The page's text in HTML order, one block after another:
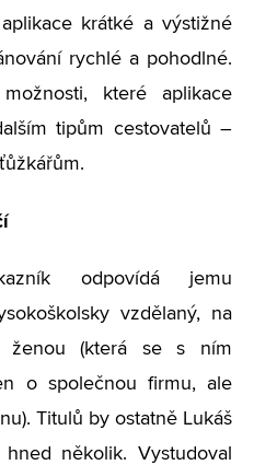
krátké a výstižné
rychlé a pohodlné.
které aplikace
tipům cestovatelů –
odpovídá jemu
vzdělaný, na
ženou (která se s ním
o společnou firmu, ale
Titulů by ostatně Lukáš
několik. Vystudoval